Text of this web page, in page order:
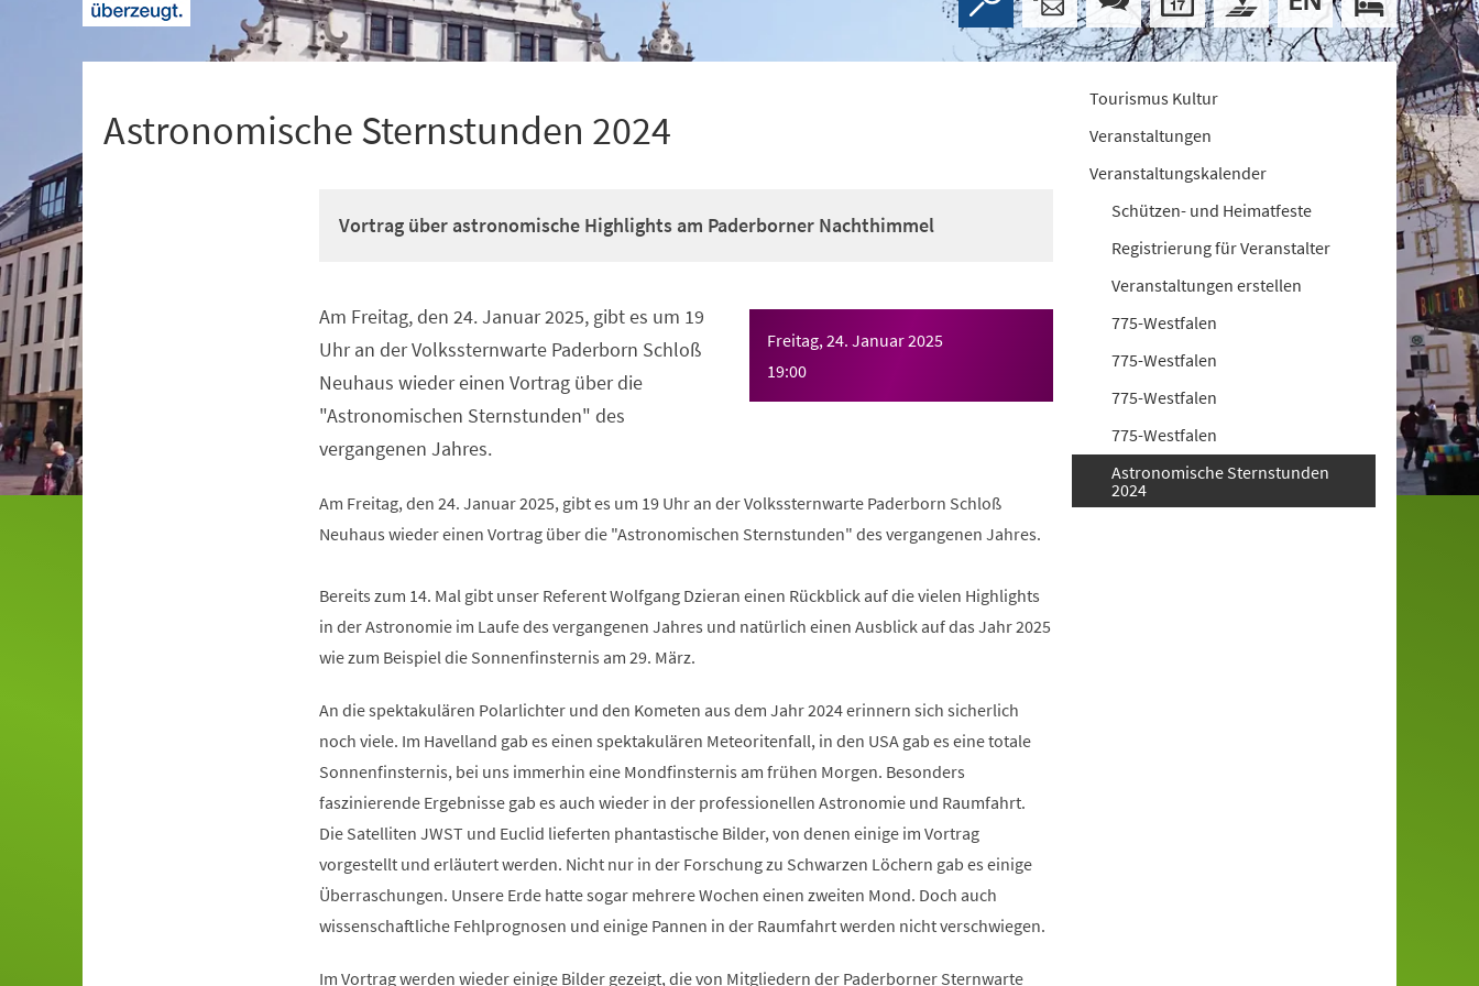
Astronomische Sternstunden 2024
Vortrag über astronomische Highlights am Paderborner Nachthimmel
Freitag, 24. Januar 2025
19:00
Am Freitag, den 24. Januar 2025, gibt es um 19
Uhr an der Volkssternwarte Paderborn Schloß
Neuhaus wieder einen Vortrag über die
"Astronomischen Sternstunden" des
vergangenen Jahres.
Am Freitag, den 24. Januar 2025, gibt es um 19 Uhr an der Volkssternwarte Paderborn Schloß
Neuhaus wieder einen Vortrag über die "Astronomischen Sternstunden" des vergangenen Jahres.
Bereits zum 14. Mal gibt unser Referent Wolfgang Dzieran einen Rückblick auf die vielen Highlights
in der Astronomie im Laufe des vergangenen Jahres und natürlich einen Ausblick auf das Jahr 2025
wie zum Beispiel die Sonnenfinsternis am 29. März.
An die spektakulären Polarlichter und den Kometen aus dem Jahr 2024 erinnern sich sicherlich
noch viele. Im Havelland gab es einen spektakulären Meteoritenfall, in den USA gab es eine totale
Sonnenfinsternis, bei uns immerhin eine Mondfinsternis am frühen Morgen. Besonders
faszinierende Ergebnisse gab es auch wieder in der professionellen Astronomie und Raumfahrt.
Die Satelliten JWST und Euclid lieferten phantastische Bilder, von denen einige im Vortrag
vorgestellt und erläutert werden. Nicht nur in der Forschung zu Schwarzen Löchern gab es einige
Überraschungen. Unsere Erde hatte sogar mehrere Wochen einen zweiten Mond. Doch auch
wissenschaftliche Fehlprognosen und einige Pannen in der Raumfahrt werden nicht verschwiegen.
Im Vortrag werden wieder einige Bilder gezeigt, die von Mitgliedern der Paderborner Sternwarte
Tourismus Kultur
Veranstaltungen
Veranstaltungskalender
Schützen- und Heimatfeste
Registrierung für Veranstalter
Veranstaltungen erstellen
775-Westfalen
775-Westfalen
775-Westfalen
775-Westfalen
Astronomische Sternstunden
2024